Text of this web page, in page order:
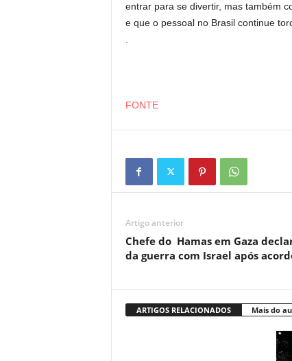
entrar para se divertir, mas também
e que o pessoal no Brasil continue
FONTE
Artigo anterior
Chefe do Hamas em Gaza
da guerra com Israel após
ARTIGOS RELACIONADOS Mais do